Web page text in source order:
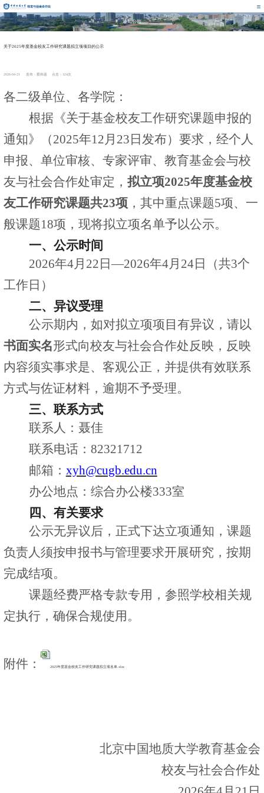
通知公告
关于2025年度基金校友工作研究课题拟立项项目的公示
2026-04-21 发布：蔡炜嘉 点击： 324次
各二级单位、各学院：
根据《关于基金校友工作研究课题申报的
通知》（2025年12月 23 日发布）要求，经个人
申报、单位审核、专家评审、教育基金会与校
友与社会合作处审定， 拟立项2025年度基金校
友工作研究课题共23项 ，其中重点课题5项、一
般课题18项，现将拟立项名单予以公示。
一、公示时间
2026年4月 22 日—2026年4月 24日（共3个
工作日）
二、异议受理
公示期内，如对拟立项项目有异议，请以
书面实名形式向校友与社会合作处反映，反映
内容须实事求是、客观公正，并提供有效联系
方式与佐证材料，逾期不予受理。
三、联系方式
联系人：聂佳
联系电话： 82321712
邮箱： xyh@cugb.edu.cn
办公地点：综合办公楼333室
四、有关要求
公示无异议后，正式下达立项通知，课题
负责人须按申报书与管理要求开展研究，按期
完成结项。
课题经费严格专款专用，参照学校相关规
定执行，确保合规使用。
附件： 2025年度基金校友工作研究课题拟立项名单.xlsx
北京中国地质大学教育基金会
校友与社会合作处